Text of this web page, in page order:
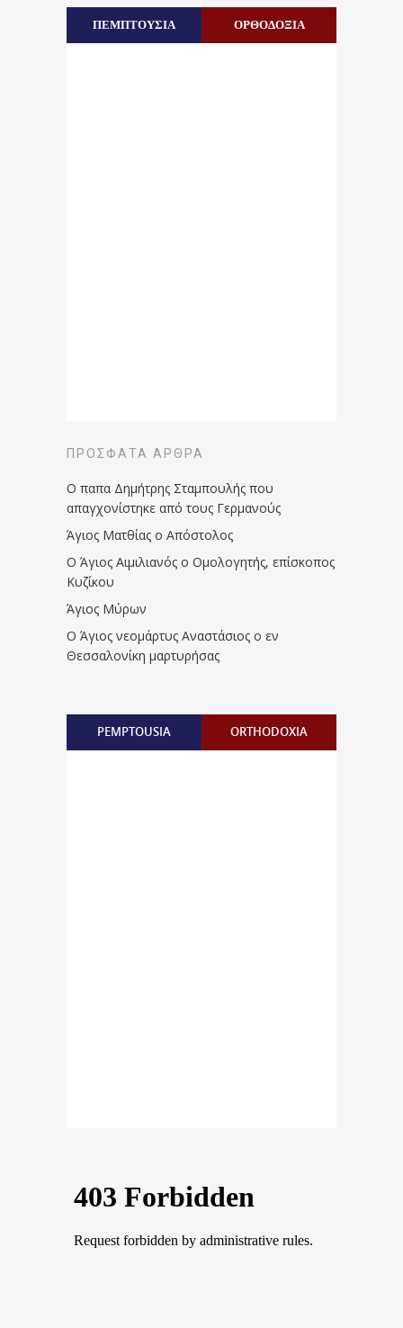
ΠΕΜΠΤΟΥΣΙΑ ΟΡΘΟΔΟΞΙΑ
ΠΡΌΣΦΑΤΑ ΆΡΘΡΑ
Ο παπα Δημήτρης Σταμπουλής που
απαγχονίστηκε από τους Γερμανούς
Άγιος Ματθίας ο Απόστολος
Ο Άγιος Αιμιλιανός ο Ομολογητής, επίσκοπος
Κυζίκου
Άγιος Μύρων
Ο Άγιος νεομάρτυς Αναστάσιος ο εν
Θεσσαλονίκη μαρτυρήσας
PEMPTOUSIA ORTHODOXIA